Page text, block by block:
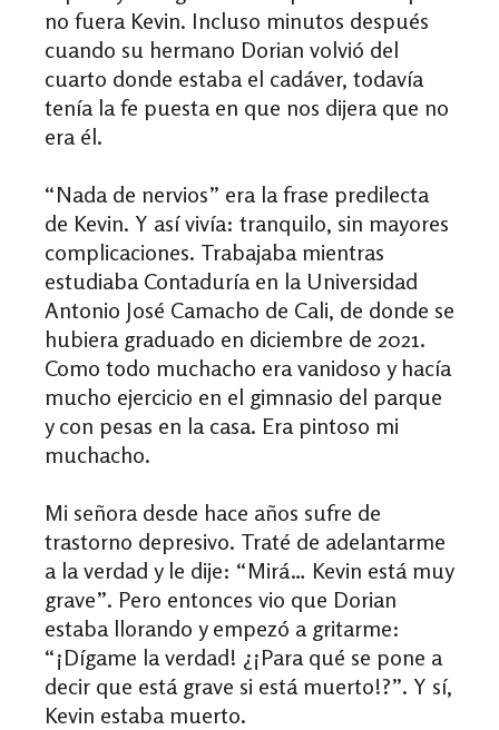
no fuera Kevin. Incluso minutos después
cuando su hermano Dorian volvió del
cuarto donde estaba el cadáver, todavía
tenía la fe puesta en que nos dijera que no
era él.
“Nada de nervios” era la frase predilecta
de Kevin. Y así vivía: tranquilo, sin mayores
complicaciones. Trabajaba mientras
estudiaba Contaduría en la Universidad
Antonio José Camacho de Cali, de donde se
hubiera graduado en diciembre de 2021.
Como todo muchacho era vanidoso y hacía
mucho ejercicio en el gimnasio del parque
y con pesas en la casa. Era pintoso mi
muchacho.
Mi señora desde hace años sufre de
trastorno depresivo. Traté de adelantarme
a la verdad y le dije: “Mirá… Kevin está muy
grave”. Pero entonces vio que Dorian
estaba llorando y empezó a gritarme:
“¡Dígame la verdad! ¿¡Para qué se pone a
decir que está grave si está muerto!?”. Y sí,
Kevin estaba muerto.